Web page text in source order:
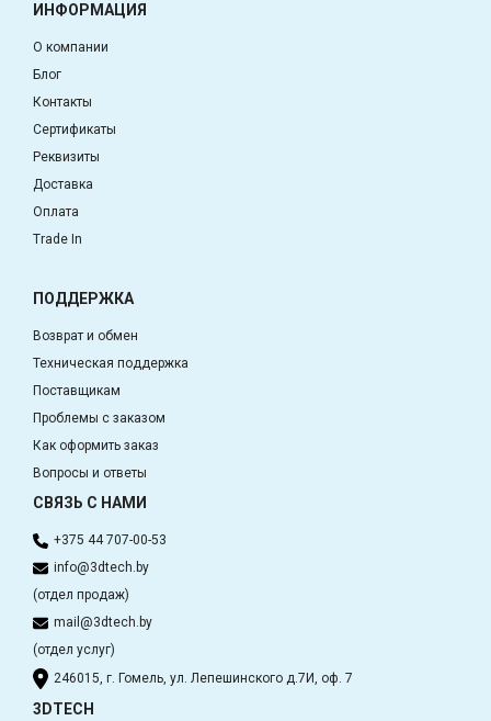
ИНФОРМАЦИЯ
О компании
Блог
Контакты
Сертификаты
Реквизиты
Доставка
Оплата
Trade In
ПОДДЕРЖКА
Возврат и обмен
Техническая поддержка
Поставщикам
Проблемы с заказом
Как оформить заказ
Вопросы и ответы
СВЯЗЬ С НАМИ
+375 44 707-00-53
info@3dtech.by
(отдел продаж)
mail@3dtech.by
(отдел услуг)
246015, г. Гомель, ул. Лепешинского д.7И, оф. 7
3DTECH